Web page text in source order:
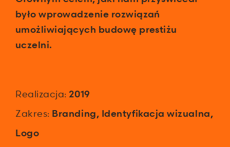
było wprowadzenie rozwiązań
umożliwiających budowę prestiżu
uczelni.
Realizacja: 2019
Zakres: Branding, Identyfikacja wizualna,
Logo